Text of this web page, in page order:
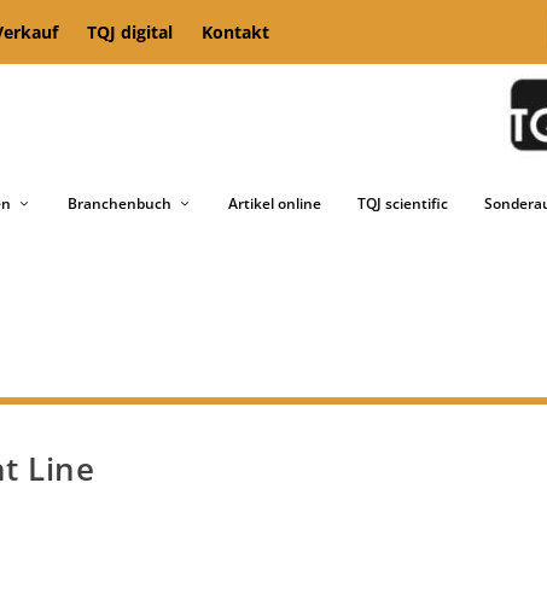
TQJ digital Kontakt
Branchenbuch Artikel online TQJ scientific
Line